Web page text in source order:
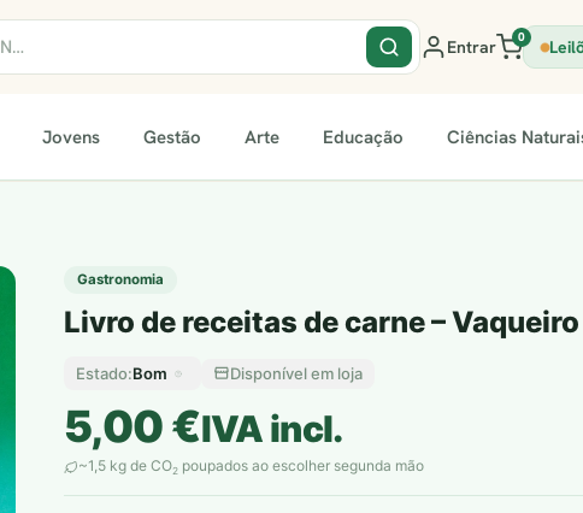
Entrar 0
Jovens Gestão Arte Educação Ciências
Gastronomia
Livro de receitas de carne – Vaqueiro
Estado:Bom Disponível em loja
5,00€IVA incl.
~1,5 kg de CO2 poupados ao escolher segunda mão